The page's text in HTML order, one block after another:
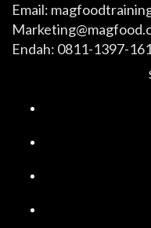
Email:
Endah: 0811-1397-